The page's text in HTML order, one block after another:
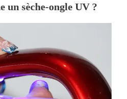
un sèche-ongle UV ?